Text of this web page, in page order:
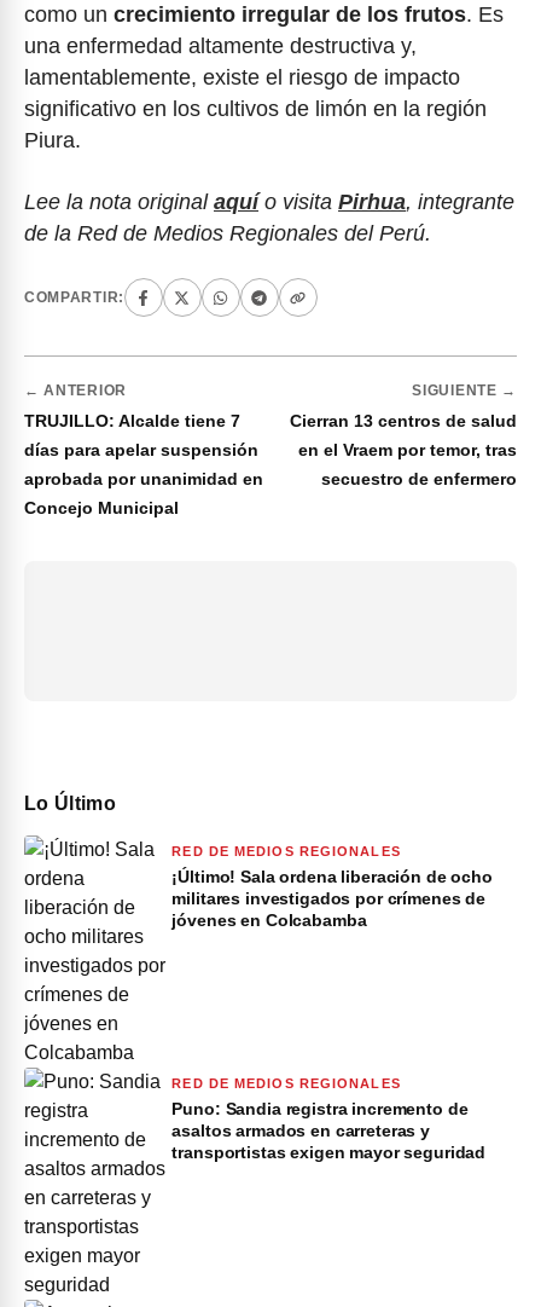
como un crecimiento irregular de los frutos. Es
una enfermedad altamente destructiva y,
lamentablemente, existe el riesgo de impacto
significativo en los cultivos de limón en la región
Piura.
Lee la nota original aquío visita Pirhua, integrante
de la Red de Medios Regionales del Perú.
COMPARTIR:
← ANTERIOR
TRUJILLO: Alcalde tiene 7
días para apelar suspensión
aprobada por unanimidad en
Concejo Municipal
SIGUIENTE →
Cierran 13 centros de salud
en el Vraem por temor, tras
secuestro de enfermero
Lo Último
RED DE MEDIOS REGIONALES
¡Último! Sala ordena liberación de ocho
militares investigados por crímenes de
jóvenes en Colcabamba
RED DE MEDIOS REGIONALES
Puno: Sandia registra incremento de
asaltos armados en carreteras y
transportistas exigen mayor seguridad